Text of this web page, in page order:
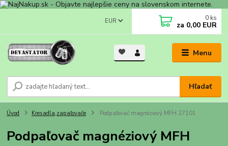
Menu
EUR
Hľadať
0 ks
za 0,00 EUR
Úvod Kresadla,zapaľovače Podpaľovač magnéziový MFH 27101
Podpaľovač magnéziový MFH